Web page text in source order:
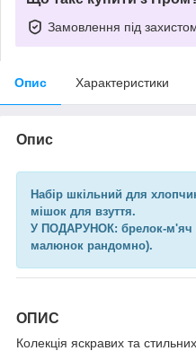
Замовлення під
Опис Характеристики
Опис
Набір шкільний для
мішок для взуття.
У ПОДАРУНОК: брелок-м'яч
малюнок рандомно).
ОПИС
Колекція яскравих та